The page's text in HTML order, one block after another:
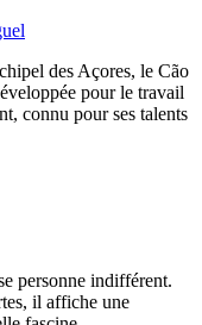
des Açores, le Cão
pour le travail
connu pour ses talents
personne indifférent.
il affiche une